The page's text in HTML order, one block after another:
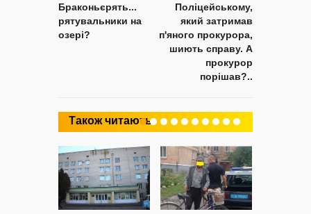
Браконьєрять...
рятувальники на
озері?
Поліцейському,
який затримав
п'яного прокурора,
шиють справу. А
прокурор
порішав?..
Також читають